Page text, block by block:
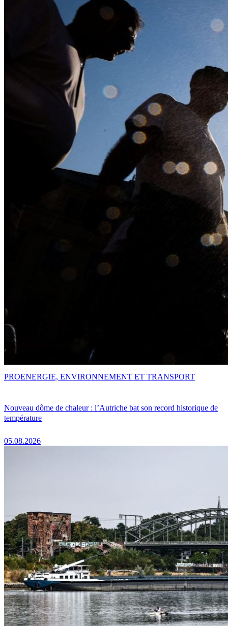
Nouveau dôme de chaleur : l’Autriche bat son record historique de
température
05.08.2026
PROENERGIE, ENVIRONNEMENT ET TRANSPORT